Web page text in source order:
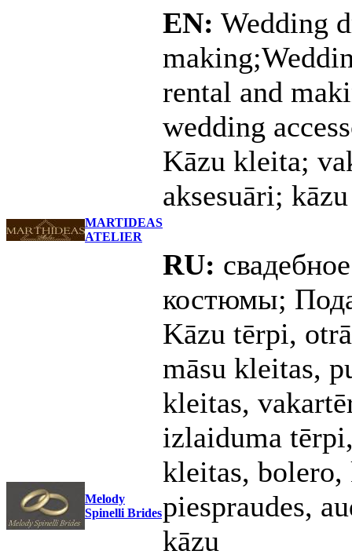
EN: Wedding
rental and
wedding
MARTIDEAS
ATELIER
Kāzu kleita;
aksesuāri;
RU:
костюмы;
Melody
Spinelli Brides
Kāzu tērpi,
māsu kleitas,
kleitas,
izlaiduma
kleitas,
piespraudes,
kāzu